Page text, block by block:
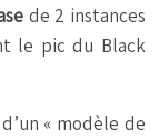
de 2 instances
le pic du Black
« modèle de